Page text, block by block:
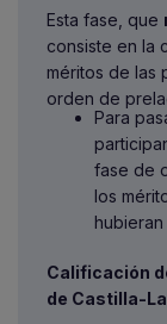
su caso,
Esta fase, que
consiste en la
méritos de las
orden de
Para
fase de
los
Calificación
de Castilla-